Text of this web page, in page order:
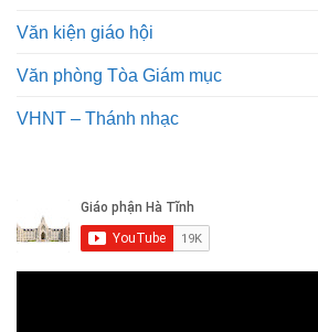
Văn kiện giáo hội
Văn phòng Tòa Giám mục
VHNT – Thánh nhạc